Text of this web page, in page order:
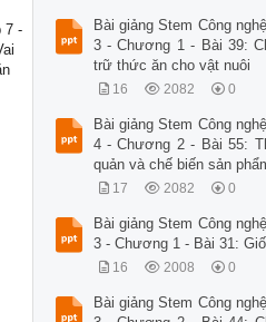
7 -
Bài giảng Stem Công
3 - Chương 1 - Bài 39:
trữ thức ăn cho vật nuôi
16 2082 0
Bài giảng Stem Công
4 - Chương 2 - Bài 55:
quản và chế biến sản
17 2082 0
Bài giảng Stem Công
3 - Chương 1 - Bài 31:
16 2008 0
Bài giảng Stem Công